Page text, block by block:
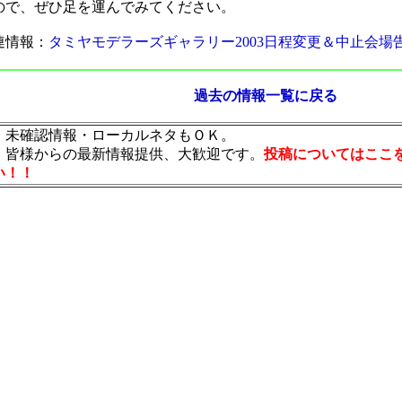
で、ぜひ足を運んでみてください。
情報： タミヤモデラーズギャラリー2003日程変更＆中止会場
過去の情報一覧に戻る
未確認情報・ローカルネタもＯＫ。
皆様からの最新情報提供、大歓迎です。投稿についてはここ
！！